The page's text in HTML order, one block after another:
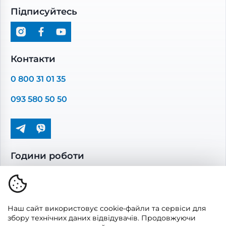
Договір роздрібної купівлі-продажу
Рекуператори
Вентиляційні установки
Промислова вентиляція
Комплектуючі вентиляції
Решітки вентиляційні
Дверцята ревізійні
Підписуйтесь
Контакти
0 800 31 01 35
093 580 50 50
Години роботи
Сб-Нд: вихідні
Наш сайт використовує cookie-файли та сервіси для
збору технічних даних відвідувачів. Продовжуючи